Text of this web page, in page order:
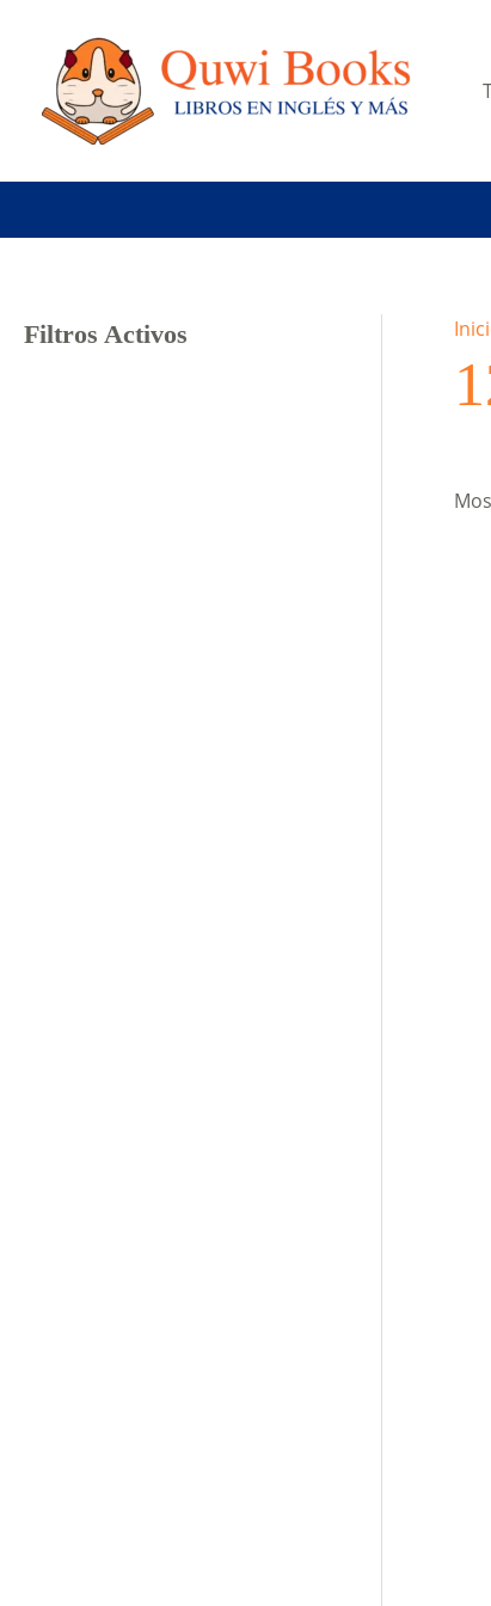
contenido
Filtros Activos